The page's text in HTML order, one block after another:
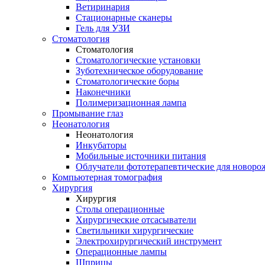
Ветиринария
Стационарные сканеры
Гель для УЗИ
Стоматология
Стоматология
Стоматологические установки
Зуботехническое оборудование
Стоматологические боры
Наконечники
Полимеризационная лампа
Промывание глаз
Неонатология
Неонатология
Инкубаторы
Мобильные источники питания
Облучатели фототерапевтические для
Компьютерная томография
Хирургия
Хирургия
Столы операционные
Хирургические отсасыватели
Светильники хирургические
Электрохирургический инструмент
Операционные лампы
Шприцы